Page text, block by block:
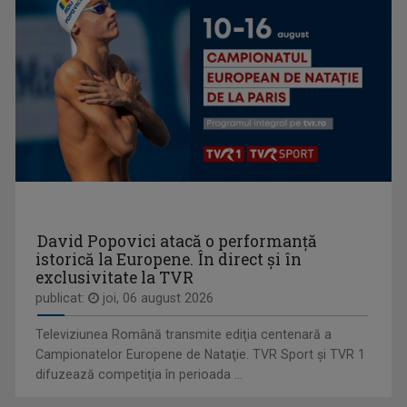
Una dintre cele mai longevive emisiuni din ...
David Popovici atacă o performanţă
istorică la Europene. În direct şi în
exclusivitate la TVR
publicat: joi, 06 august 2026
Televiziunea Română transmite ediţia centenară a
Campionatelor Europene de Nataţie. TVR Sport şi TVR 1
difuzează competiţia în perioada ...